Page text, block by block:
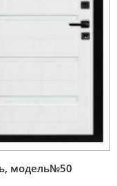
модель№50